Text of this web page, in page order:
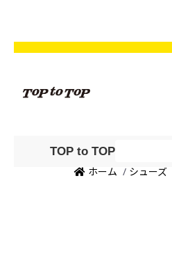
TOP to TOP
ホーム / シューズ
Made
in